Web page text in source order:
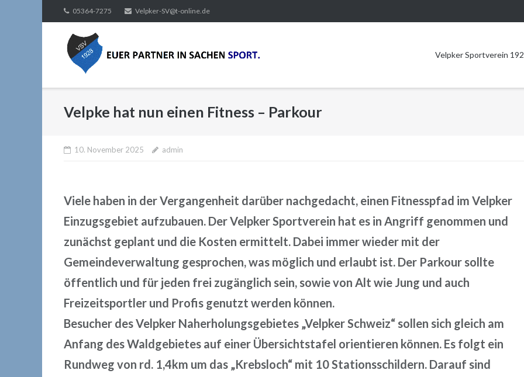
Direkt
zum
05364-7275 Velpker-SV@t-online.de
Velpker Sportverein
Velpke hat nun einen Fitness – Parkour
10. November 2025 admin
Viele haben in der Vergangenheit darüber nachgedacht, einen Fitnesspfad im Velpker
Einzugsgebiet aufzubauen. Der Velpker Sportverein hat es in Angriff genommen und
zunächst geplant und die Kosten ermittelt. Dabei immer wieder mit der
Gemeindeverwaltung gesprochen, was möglich und erlaubt ist. Der Parkour sollte
öffentlich und für jeden frei zugänglich sein, sowie von Alt wie Jung und auch
Freizeitsportler und Profis genutzt werden können.
Besucher des Velpker Naherholungsgebietes „Velpker Schweiz“ sollen sich gleich am
Anfang des Waldgebietes auf einer Übersichtstafel orientieren können. Es folgt ein
Rundweg von rd. 1,4km um das „Krebsloch“ mit 10 Stationsschildern. Darauf sind